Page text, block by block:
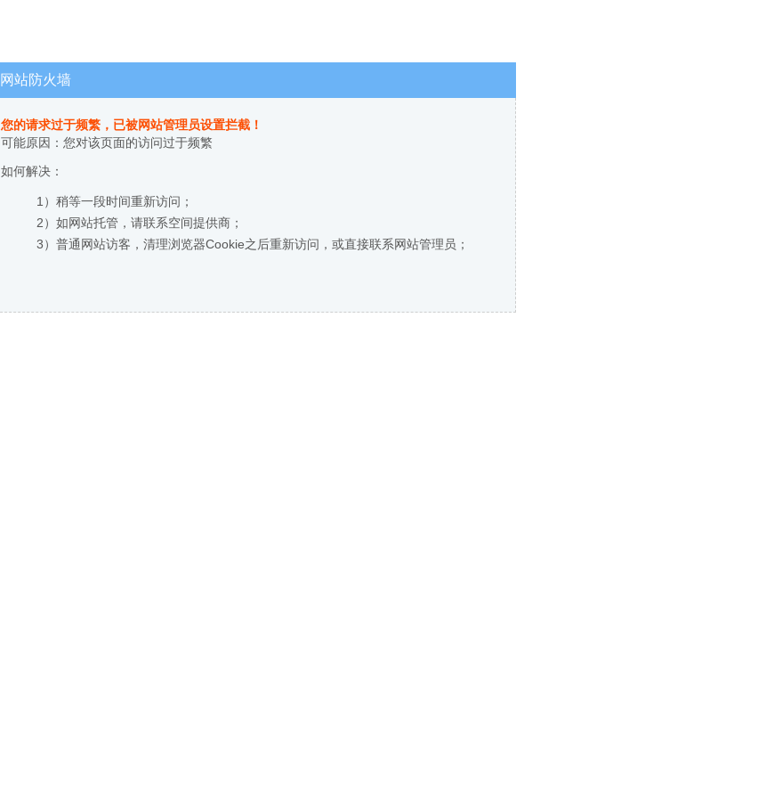
网站防火墙
您的请求过于频繁，已被网站管理员设置拦截！
可能原因：您对该页面的访问过于频繁
如何解决：
1）稍等一段时间重新访问；
2）如网站托管，请联系空间提供商；
3）普通网站访客，清理浏览器Cookie之后重新访问，或直接联系网站管理员；